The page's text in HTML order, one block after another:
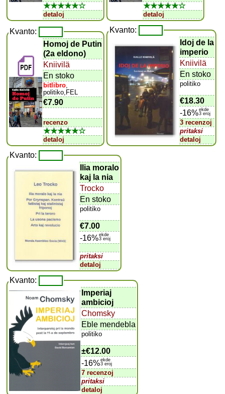
★★★★★☆
detaloj
★★★★★☆
detaloj
Kvanto:
Homoj de Putin
(2a eldono)
Kniivilä
En stoko
bitlibro
politiko,FEL
€7.90
recenzo
★★★★★☆
detaloj
Kvanto:
Idoj de la
imperio
Kniivilä
En stoko
politiko
€18.30
-16%ekde
3 eroj
3 recenzoj
pritaksi
detaloj
Kvanto:
Ilia moralo
kaj la nia
Trocko
En stoko
politiko
€7.00
-16%ekde
3 eroj
pritaksi
detaloj
Kvanto:
Imperiaj
ambicioj
Chomsky
Eble mendebla
politiko
±€12.00
-16%ekde
3 eroj
7 recenzoj
pritaksi
detaloj